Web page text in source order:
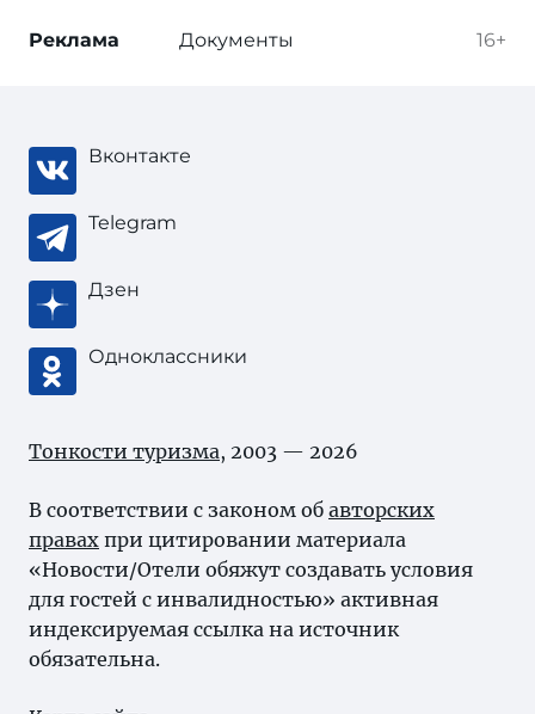
16+
Реклама Документы
Вконтакте
Telegram
Дзен
Одноклассники
Тонкости туризма, 2003 — 2026
В соответствии с законом об авторских
правах при цитировании материала
«Новости/Отели обяжут создавать условия
для гостей с инвалидностью» активная
индексируемая ссылка на источник
обязательна.